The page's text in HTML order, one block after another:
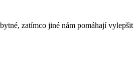
zatímco jiné nám pomáhají